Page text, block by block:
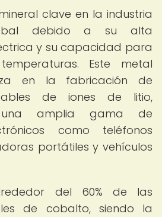
clave en la industria
debido a su alta
y su capacidad para
Este metal
en la fabricación de
de iones de litio,
amplia gama de
como teléfonos
portátiles y vehículos
del 60% de las
de cobalto, siendo la